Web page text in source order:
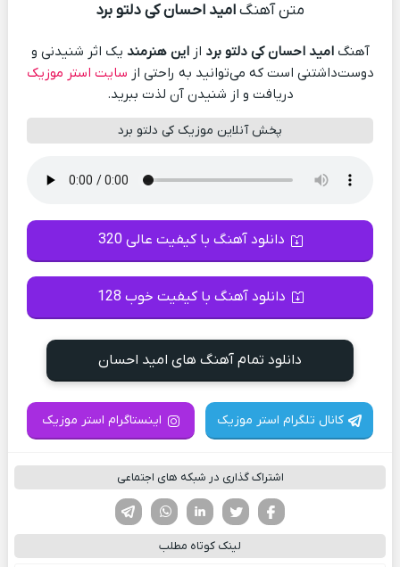
متن آهنگامید احسان کی دلتو برد
آهنگامید احسان کی دلتو برد ازاین هنرمند یک اثر شنیدنی و
دوست‌داشتنی است که می‌توانید به راحتی از سایت استر موزیک
دریافت و از شنیدن آن لذت ببرید.
پخش آنلاین موزیک کی دلتو برد
دانلود آهنگ با کیفیت عالی 320
دانلود آهنگ با کیفیت خوب 128
دانلود تمام آهنگ های امید احسان
کانال تلگرام استر موزیک اینستاگرام استر موزیک
اشتراک گذاری در شبکه های اجتماعی
لینکدین تویتر
فیسوک
لینک کوتاه مطلب